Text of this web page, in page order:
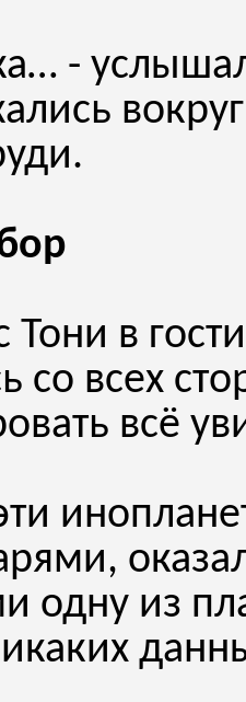
-
в
со всех
всё
одну из